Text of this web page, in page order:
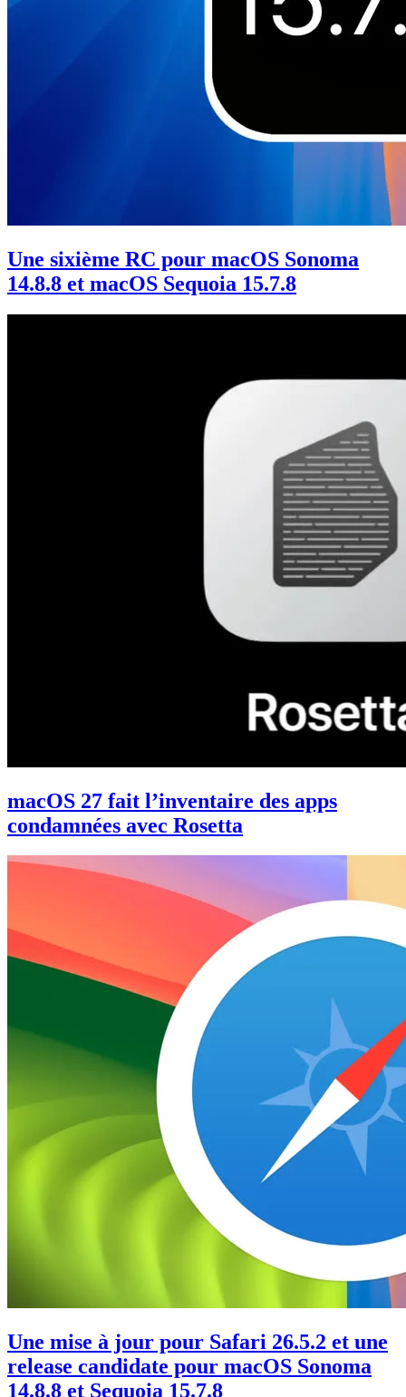
Une sixième RC pour macOS Sonoma
14.8.8 et macOS Sequoia 15.7.8
macOS 27 fait l’inventaire des apps
condamnées avec Rosetta
Une mise à jour pour Safari 26.5.2 et une
release candidate pour macOS Sonoma
14.8.8 et Sequoia 15.7.8